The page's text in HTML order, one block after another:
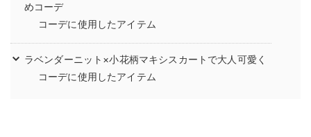
めコーデ
コーデに使用したアイテム
ラベンダーニット×小花柄マキシスカートで大人可愛く
コーデに使用したアイテム